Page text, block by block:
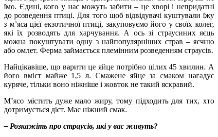
їмо. Єдині, кого у нас можуть забити – це хворі і непридатні
до розведення птиці. Для того щоб відвідувачі куштували їжу
з м’яса цієї екзотичної птиці, закуповуємо його у своїх колег,
які їх розводять для харчування. А ось зі страусиних яєць
можна покуштувати одну з найпопулярніших страв – яєчню
або омлет. Ферма займається племінним розведенням страусів.
Найцікавіше, що варити це яйце потрібно цілих 45 хвилин. А
його вміст майже 1,5 л. Смажене яйце за смаком нагадує
куряче, тільки воно ніжніше і жовток не такий яскравий.
М’ясо містить дуже мало жиру, тому підходить для тих, хто
дотримується дієт. Має ніжний смак.
– Розкажіть про страусів, які у вас живуть?